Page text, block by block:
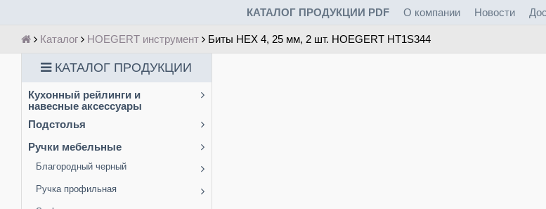
КАТАЛОГ ПРОДУКЦИИ PDF О компании Новости
Каталог HOEGERT инструмент Биты HEX 4, 25 мм, 2 шт. HOEGERT HT1S344
КАТАЛОГ ПРОДУКЦИИ
Кухонный рейлинги и
навесные аксессуары
Подстолья
Ручки мебельные
Благородный черный
Ручка профильная